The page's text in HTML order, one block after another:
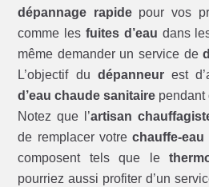
dépannage rapidepour vos
comme les fuites d’eau dans
même demander un service de
L’objectif du dépanneurest
d’eau chaude sanitaire pendant
Notez que l’artisan
de remplacer votrechauffe-eau
composent tels que le
pourriez aussi profiter d’un